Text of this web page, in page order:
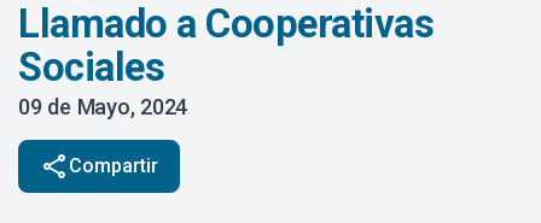
Llamado a Cooperativas
Sociales
09 de Mayo, 2024
share Compartir